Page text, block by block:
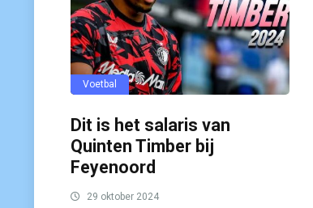
Voetbal
Dit is het salaris van
Quinten Timber bij
Feyenoord
29 oktober 2024